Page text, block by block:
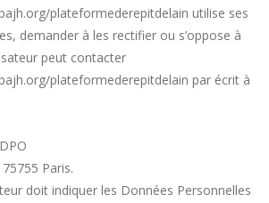
plateformederepitdelain utilise ses
demander à les rectifier ou s’oppose à
peut contacter
plateformederepitdelain par écrit à
Paris.
doit indiquer les Données Personnelles